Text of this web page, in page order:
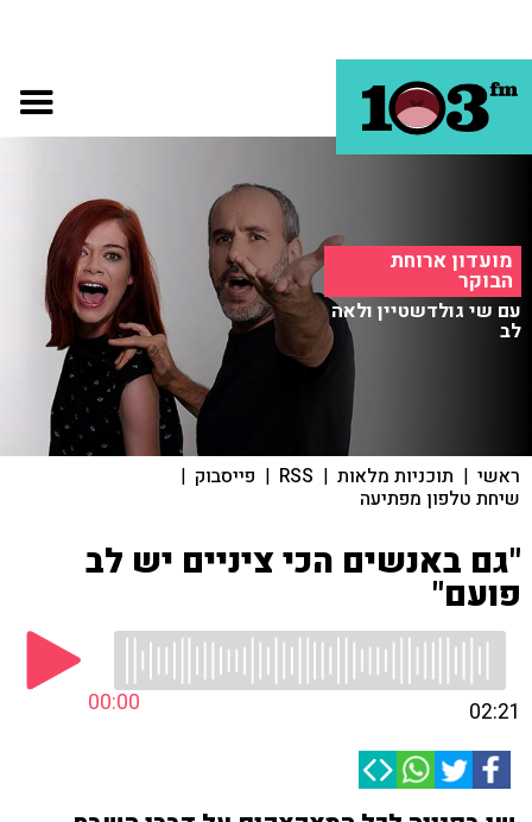
מועדון ארוחת
הבוקר
עם שי גולדשטיין ולאה
לב
ראשי | תוכניות מלאות |
RSS
| פייסבוק |
שיחת טלפון מפתיעה
"גם באנשים הכי ציניים יש לב
פועם"
00:00 02:21